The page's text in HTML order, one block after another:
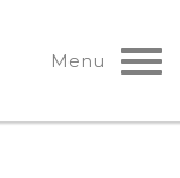
Menu